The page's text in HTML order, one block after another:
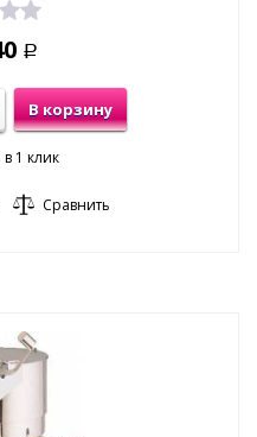
Р
В корзину
в 1 клик
Сравнить